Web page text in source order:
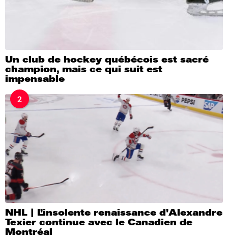
Un club de hockey québécois est sacré
champion, mais ce qui suit est
impensable
2
NHL | L’insolente renaissance d’Alexandre
Texier continue avec le Canadien de
Montréal